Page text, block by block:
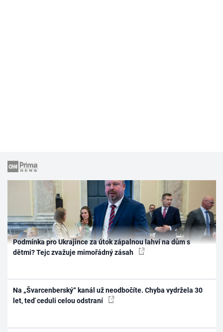
Podmínka pro Ukrajince za útok zápalnou lahví na dům s
dětmi? Tejc zvažuje mimořádný zásah
Na „Švarcenberský“ kanál už neodbočíte. Chyba vydržela 30
let, teď ceduli celou odstraní